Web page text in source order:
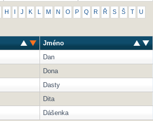
H J K L M N O P Q R Ř S Š U
Jméno
Dan
Dona
Dasty
Dita
Dášenka